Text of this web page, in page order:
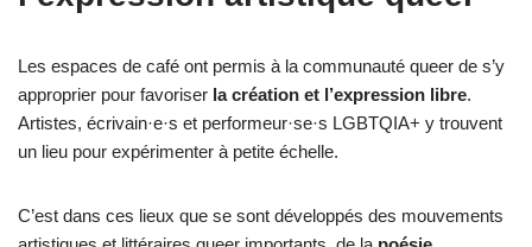
Les espaces de café ont permis à la communauté queer de s’y
approprier pour favoriser la création et l’expression libre.
Artistes, écrivain·e·s et performeur·se·s LGBTQIA+ y trouvent
un lieu pour expérimenter à petite échelle.
C’est dans ces lieux que se sont développés des mouvements